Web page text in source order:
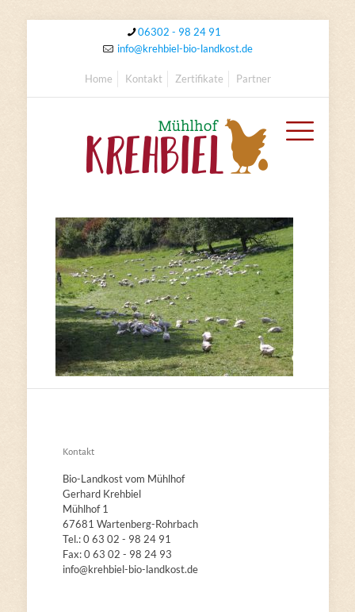
06302 - 98 24 91
info@krehbiel-bio-landkost.de
Home Kontakt Zertifikate Partner
Kontakt
Bio-Landkost vom Mühlhof
Gerhard Krehbiel
Mühlhof 1
67681 Wartenberg-Rohrbach
Tel.: 0 63 02 - 98 24 91
Fax: 0 63 02 - 98 24 93
info@krehbiel-bio-landkost.de